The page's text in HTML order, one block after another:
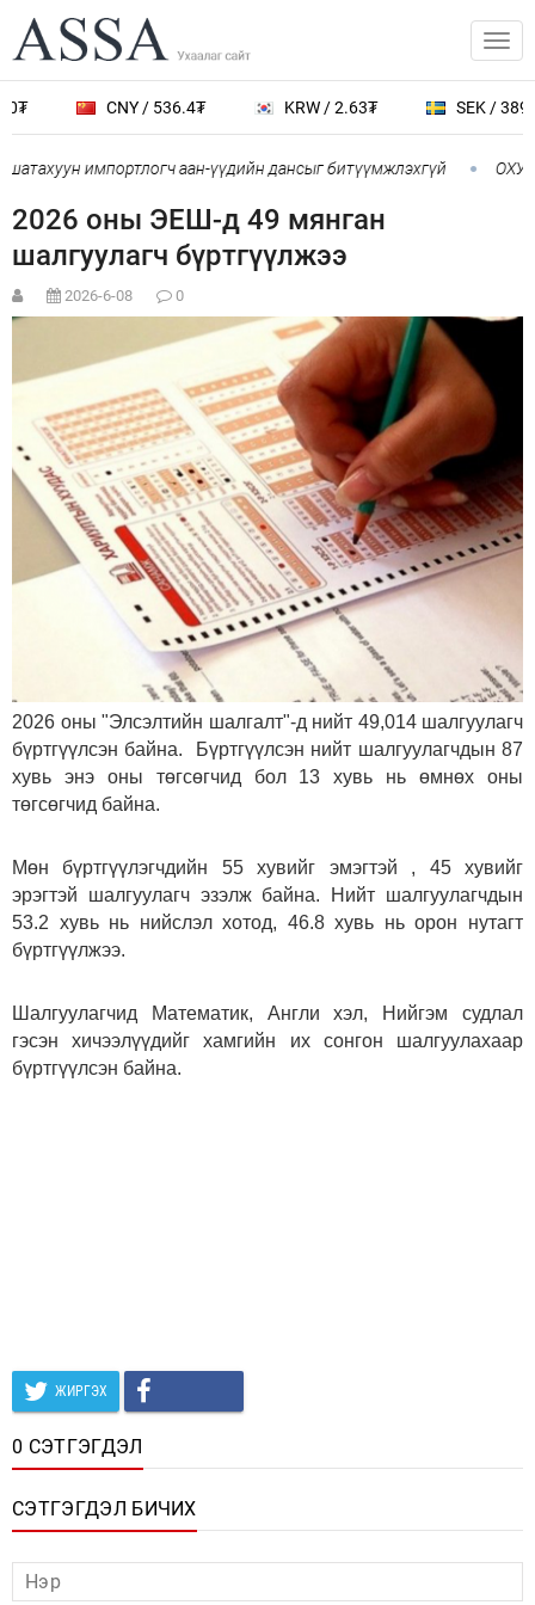
CNY / 536.4₮ KRW / 2.63₮ SEK /
импортлогч аан-үүдийн дансыг битүүмжлэхгүй ОХУ-
2026 оны ЭЕШ-д 49 мянган
шалгуулагч бүртгүүлжээ
2026-6-08 0
2026 оны "Элсэлтийн шалгалт"-д нийт 49,014 шалгуулагч
бүртгүүлсэн байна. Бүртгүүлсэн нийт шалгуулагчдын 87
хувь энэ оны төгсөгчид бол 13 хувь нь өмнөх оны
төгсөгчид байна.
Мөн бүртгүүлэгчдийн 55 хувийг эмэгтэй , 45 хувийг
эрэгтэй шалгуулагч эзэлж байна. Нийт шалгуулагчдын
53.2 хувь нь нийслэл хотод, 46.8 хувь нь орон нутагт
бүртгүүлжээ.
Шалгуулагчид Математик, Англи хэл, Нийгэм судлал
гэсэн хичээлүүдийг хамгийн их сонгон шалгуулахаар
бүртгүүлсэн байна.
ЖИРГЭХ
0 СЭТГЭГДЭЛ
СЭТГЭГДЭЛ БИЧИХ